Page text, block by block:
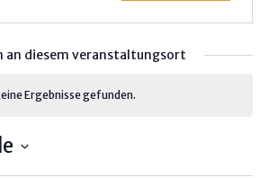
an diesem veranstaltungsort
Ergebnisse gefunden.